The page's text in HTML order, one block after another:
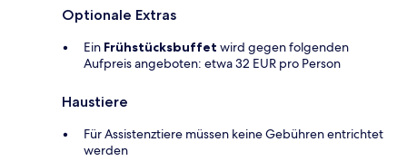
Optionale Extras
Ein Frühstücksbuffet wird gegen folgenden
Aufpreis angeboten: etwa 32 EUR pro Person
Haustiere
Für Assistenztiere müssen keine Gebühren entrichtet
werden